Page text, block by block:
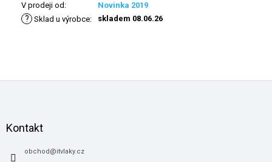
V prodeji od : Novinka 2019
? Sklad u výrobce: skladem 08.06.26
Kontakt
obchod@itvlaky.cz